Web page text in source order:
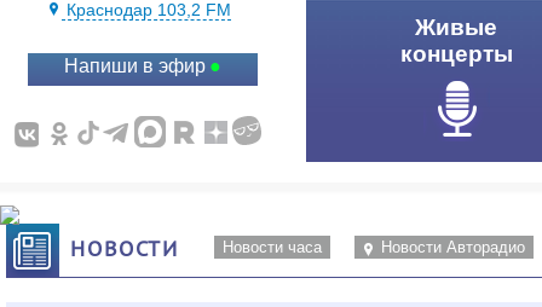
Краснодар 103,2 FM
Напиши в эфир
Живые
концерты
НОВОСТИ Новости часа Новости Авторадио